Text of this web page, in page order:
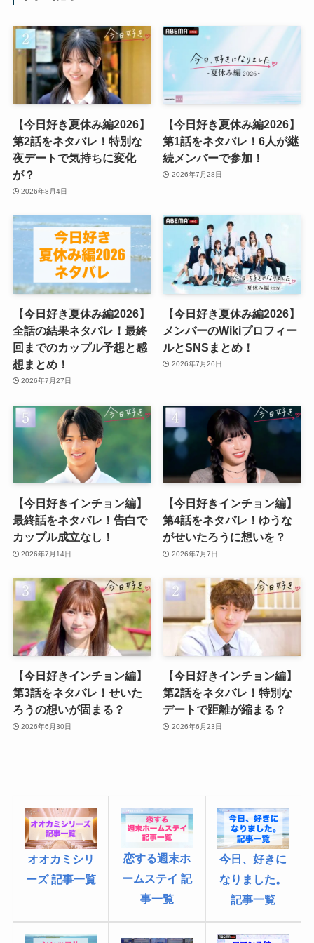
【今日好き夏休み編2026】
第2話をネタバレ！特別な
夜デートで気持ちに変化
が？
2026年8月4日
【今日好き夏休み編2026】
第1話をネタバレ！6人が継
続メンバーで参加！
2026年7月28日
【今日好き夏休み編2026】
全話の結果ネタバレ！最終
回までのカップル予想と感
想まとめ！
2026年7月27日
【今日好き夏休み編2026】
メンバーのWikiプロフィー
ルとSNSまとめ！
2026年7月26日
【今日好きインチョン編】
最終話をネタバレ！告白で
カップル成立なし！
2026年7月14日
【今日好きインチョン編】
第4話をネタバレ！ゆうな
がせいたろうに想いを？
2026年7月7日
【今日好きインチョン編】
第3話をネタバレ！せいた
ろうの想いが固まる？
2026年6月30日
【今日好きインチョン編】
第2話をネタバレ！特別な
デートで距離が縮まる？
2026年6月23日
オオカミシリ
ーズ 記事一覧
恋する週末ホ
ームステイ 記
事一覧
今日、好きに
なりました 。
記事一覧